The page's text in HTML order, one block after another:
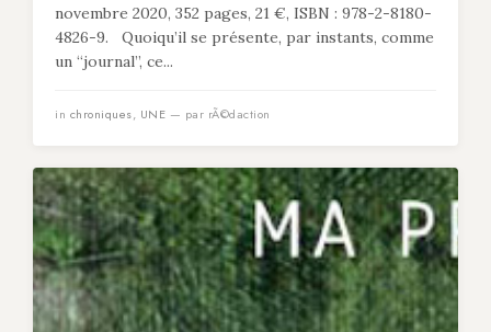
novembre 2020, 352 pages, 21 €, ISBN : 978-2-8180-
4826-9. Quoiqu’il se présente, par instants, comme
un “journal”, ce...
in chroniques, UNE — par rÃ©daction